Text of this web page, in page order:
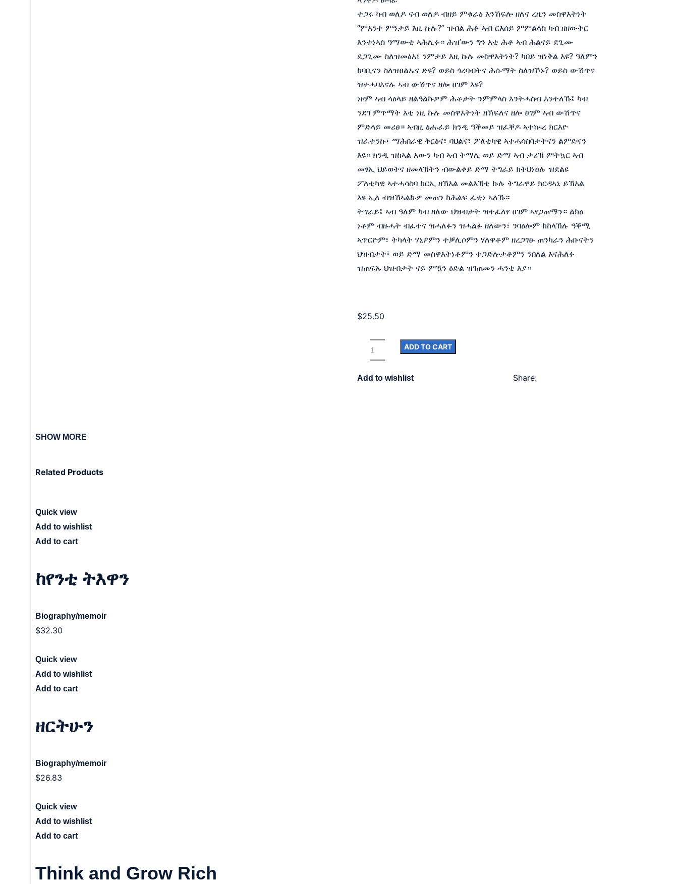
ተጋሩ ካብ ወለዶ ናብ ወለዶ ብዘይ ምቁራፅ እንኸፍሎ ዘለና ረዚን መስዋእትነት
“ምእንተ ምንታይ እዚ ኩሉ?” ዝብል ሕቶ ኣብ ርእሰይ ምምልላስ ካብ ዘዘውትር
እንተነኣሰ ዓማውቲ ኣሕሊፉ። ሕዝ’ውን ግን እቲ ሕቶ ኣብ ሕልናይ ደጊሙ
ደጋጊሙ ስለዝመፅእ፤ ንምታይ እዚ ኩሉ መስዋእትነት? ካበይ ዝነቅል እዩ? ዓለምን
ከባቢናን ስለዝፀልኡና ድዩ? ወይስ ጎረባብትና ሕሱማት ስለዝኾኑ? ወይስ ውሽጥና
ዝተሓባእናሉ ኣብ ውሽጥና ዘሎ ፀገም እዩ?
ነዞም ኣብ ላዕላይ ዘልዓልኩዎም ሕቶታት ንምምላስ እንትሓስብ እንተለኹ፤ ካብ
ንደገ ምጥማት እቲ ነዚ ኩሉ መስዋእትነት ዘኽፍለና ዘሎ ፀገም ኣብ ውሽጥና
ምድላይ መሪፀ። ኣብዚ ፅሑፈይ ክንዲ ዓቕመይ ዝፈቐዶ ኣተኲረ ክርእዮ
ዝፈተንኩ፤ ማሕበራዊ ቅርፅና፣ ባህልና፣ ፖለቲካዊ ኣተሓሳስባታትናን ልምድናን
እዩ። ክንዲ ዝከኣል እውን ካብ ኣብ ትማሊ ወይ ድማ ኣብ ታሪኽ ምትኳር ኣብ
መፃኢ ህይወትና ዘመላኽትን ብውልቀይ ድማ ትግራይ ክትህነፀሉ ዝደልዩ
ፖለቲካዊ ኣተሓሳስባ ከርኢ ዘኽእል መልእኽቲ ኩሉ ትግራዋይ ክርዳኣኒ ይኽእል
እዩ ኢለ ብዝኸኣልኩዎ መጠን ከሕልፍ ፈቲነ ኣለኹ።
ትግራይ፤ ኣብ ዓለም ካብ ዘለው ህዝብታት ዝተፈለየ ፀገም ኣየጋጠማን። ልክዕ
ነቶም ብዙሓት ብፈተና ዝሓለፉን ዝሓልፉ ዘለውን፣ ንባዕሎም ክከላኸሉ ዓቕሚ
ኣጥርዮም፣ ትካላት ሃኒፆምን ተቓሊሶምን ሃለዋቶም ዘረጋገፁ ጠንካራን ሕቡናትን
ህዝብታት፤ ወይ ድማ መስዋእትነቶምን ተጋድሎታቶምን ንበለል እናሕለፉ
ዝጠፍኡ ህዝብታት ናይ ምዃን ዕድል ዝገጠመን ሓንቲ እያ።
$25.50
ADD TO CART
Add to wishlist Share:
SHOW MORE
Related Products
Quick view
Add to wishlist
Add to cart
ከየንቲ ትእዋን
Biography/memoir
$32.30
Quick view
Add to wishlist
Add to cart
ዘርትሁን
Biography/memoir
$26.83
Quick view
Add to wishlist
Add to cart
Think and Grow Rich